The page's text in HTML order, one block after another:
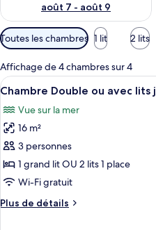
août 7 - août 9
Filtres
disponibles
pour
les
chambres
Toutes les chambres 1 lit 2 lits
Affichage de 4 chambres sur 4
Afficher
toutes
les
photos
pour
ce
type
chambre :
7
Chambre Double ou avec lits
Vue sur la mer
16 m²
3 personnes
1 grand lit OU 2 lits 1 place
Wi-Fi gratuit
Plus de détails
Plus